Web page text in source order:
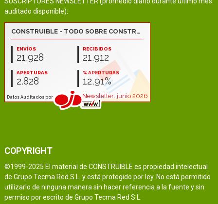
auditado disponible):
COPYRIGHT
©1999-2025 El material de CONSTRUIBLE es propiedad intelectual
de Grupo Tecma Red S.L. y está protegido por ley. No está permitido
utilizarlo de ninguna manera sin hacer referencia a la fuente y sin
permiso por escrito de Grupo Tecma Red S.L.